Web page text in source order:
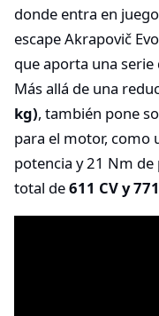
donde entra en
escape Akrapovič
que aporta una
Más allá de una
kg), también pone
para el motor, como
potencia y 21 Nm
total de611 CV y